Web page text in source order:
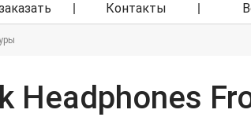
Контакты
Headphones